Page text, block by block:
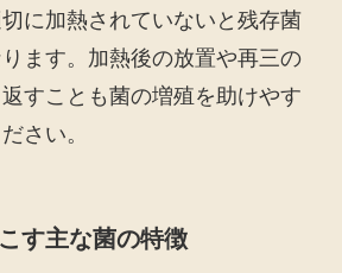
に加熱されていないと残存菌
ます。加熱後の放置や再三の
すことも菌の増殖を助けやす
さい。
す主な菌の特徴